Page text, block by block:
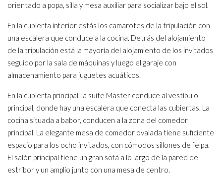
orientado a popa, silla y mesa auxiliar para socializar bajo el sol.
En la cubierta inferior estás los camarotes de la tripulación con
una escalera que conduce a la cocina. Detrás del alojamiento
de la tripulación está la mayoría del alojamiento de los invitados
seguido por la sala de máquinas y luego el garaje con
almacenamiento para juguetes acuáticos.
En la cubierta principal, la suite Master conduce al vestíbulo
principal, donde hay una escalera que conecta las cubiertas. La
cocina situada a babor, conducen a la zona del comedor
principal. La elegante mesa de comedor ovalada tiene suficiente
espacio para los ocho invitados, con cómodos sillones de felpa.
El salón principal tiene un gran sofá a lo largo de la pared de
estribor y un amplio junto con una mesa de centro.